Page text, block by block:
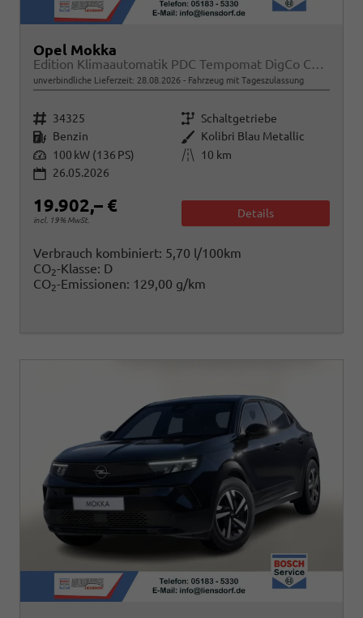
Opel Mokka
Edition Klimaautomatik PDC Tempomat DigCo CarPlay
unverbindliche Lieferzeit: 28.08.2026 Fahrzeug mit Tageszulassung
Fahrzeugnr. 34325 Getriebe Schaltgetriebe
Kraftstoff Benzin Außenfarbe Kolibri Blau Metallic
Leistung 100 kW (136 PS) Kilometerstand
10 km
26.05.2026
19.902,– €
incl. 19% MwSt.
Details
Verbrauch kombiniert: 5,70 l/100km
CO2-Klasse: D
CO2-Emissionen: 129,00 g/km